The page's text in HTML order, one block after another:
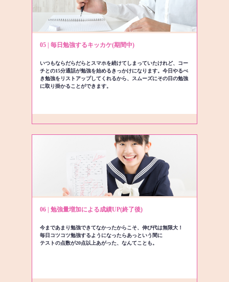
05 | 毎日勉強するキッカケ(期間中)
いつもならだらだらとスマホを続けてしまっていたけれど、コー
チとの15分通話が勉強を始めるきっかけになります。今日やるべ
き勉強をリストアップしてくれるから、スムーズにその日の勉強
に取り掛かることができます。
06 | 勉強量増加による成績UP(終了後)
今まであまり勉強できてなかったからこそ、伸び代は無限大！
毎日コツコツ勉強するようになったらあっという間に
テストの点数が20点以上あがった、なんてことも。